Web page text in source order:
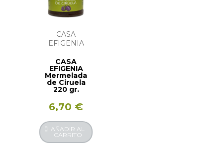
CASA
EFIGENIA
CASA
EFIGENIA
Mermelada
de Ciruela
220 gr.
6,70 €
AÑADIR AL
CARRITO